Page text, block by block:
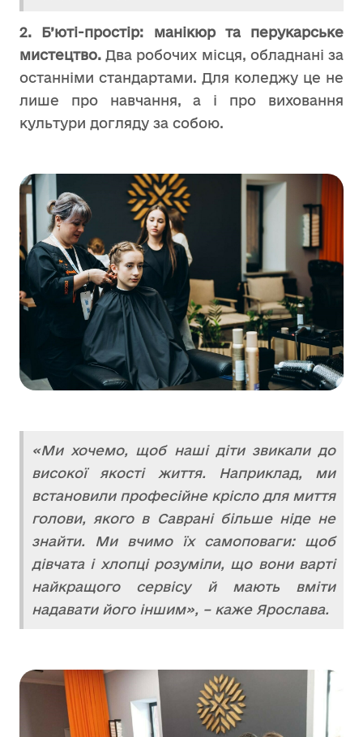
2. Б’юті-простір: манікюр та перукарське
мистецтво. Два робочих місця, обладнані за
останніми стандартами. Для коледжу це не
лише про навчання, а і про виховання
культури догляду за собою.
«Ми хочемо, щоб наші діти звикали до
високої якості життя. Наприклад, ми
встановили професійне крісло для миття
голови, якого в Саврані більше ніде не
знайти. Ми вчимо їх самоповаги: щоб
дівчата і хлопці розуміли, що вони варті
найкращого сервісу й мають вміти
надавати його іншим», – каже Ярослава.